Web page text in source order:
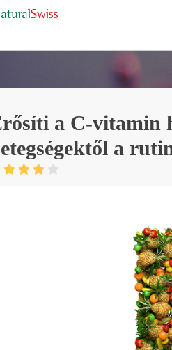
a C-vitamin
a